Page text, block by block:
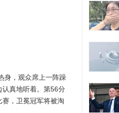
，观众席上一阵躁
真地听着。第56分
，卫冕冠军将被淘